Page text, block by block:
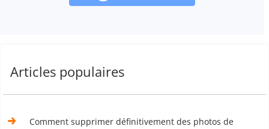
Articles populaires
Comment supprimer définitivement des photos de